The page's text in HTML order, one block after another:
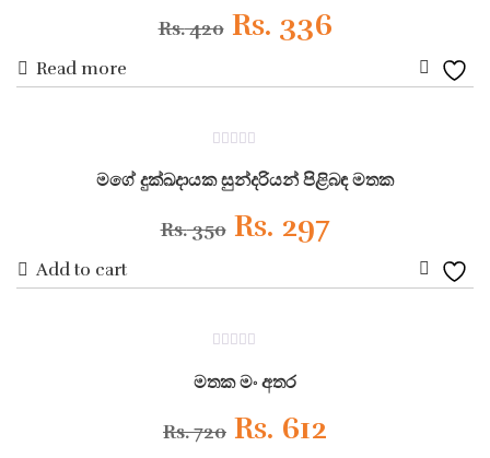
Rs.420 Original
was:
Rs. 420.
Rs. 336Current
Rs. 336.
Read more
out
of
මගේ දුක්ඛදායක සුන්දරියන් පිළිබඳ මතක
Rs.350 Original
price
was:
Rs. 350.
Rs. 297Current
price
Add to cart
out
of
මතක මං අතර
Rs.720 Original
Rs. 612